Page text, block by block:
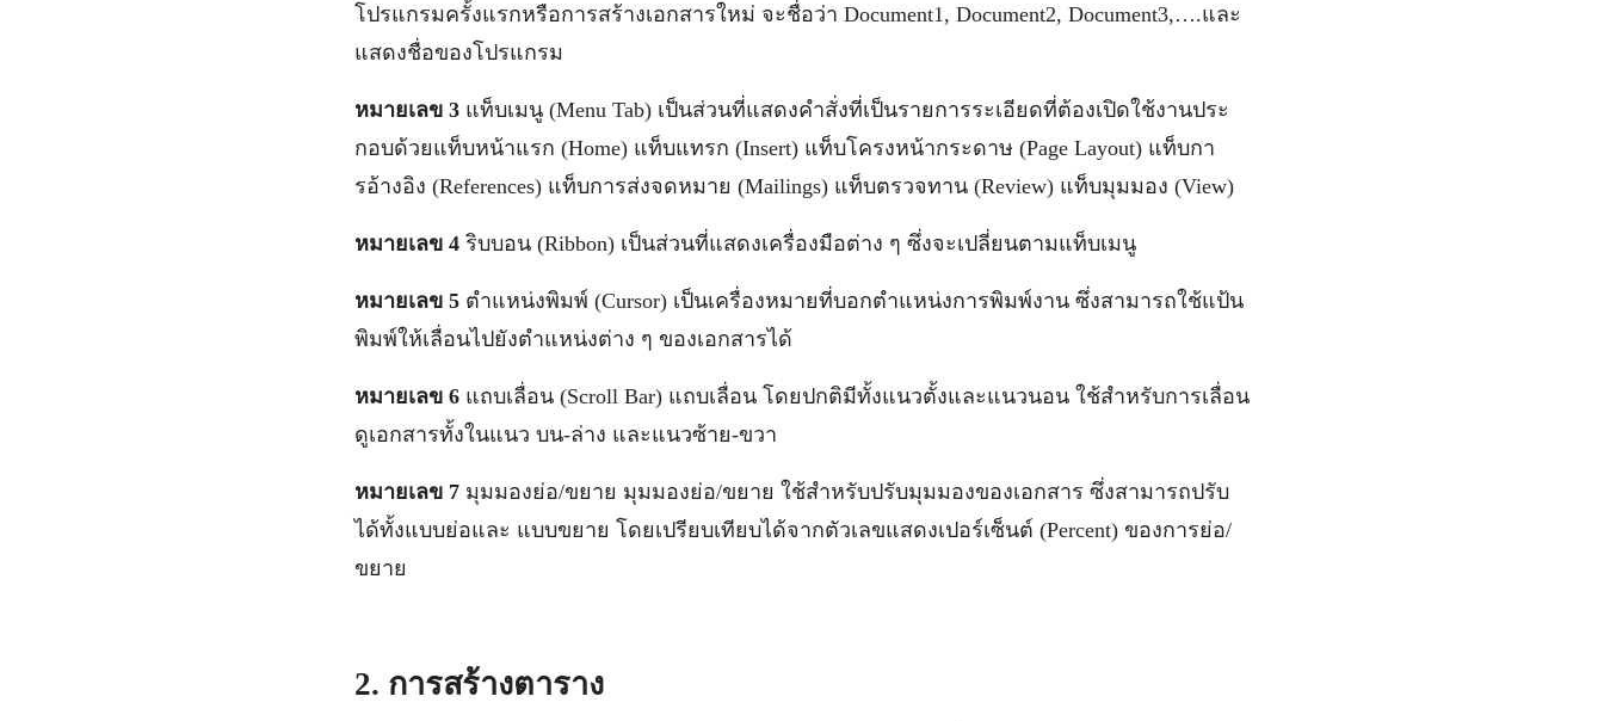
โปรแกรมครั้งแรกหรือการสร้างเอกสารใหม่ จะชื่อว่า Document1, Document2, Document3,….และ
แสดงชื่อของโปรแกรม
หมายเลข 3 แท็บเมนู (Menu Tab) เป็นส่วนที่แสดงคำสั่งที่เป็นรายการระเอียดที่ต้องเปิดใช้งานประ
กอบด้วยแท็บหน้าแรก (Home) แท็บแทรก (Insert) แท็บโครงหน้ากระดาษ (Page Layout) แท็บกา
รอ้างอิง (References) แท็บการส่งจดหมาย (Mailings) แท็บตรวจทาน (Review) แท็บมุมมอง (View)
หมายเลข 4 ริบบอน (Ribbon) เป็นส่วนที่แสดงเครื่องมือต่าง ๆ ซึ่งจะเปลี่ยนตามแท็บเมนู
หมายเลข 5 ตำแหน่งพิมพ์ (Cursor) เป็นเครื่องหมายที่บอกตำแหน่งการพิมพ์งาน ซึ่งสามารถใช้แป้น
พิมพ์ให้เลื่อนไปยังตำแหน่งต่าง ๆ ของเอกสารได้
หมายเลข 6 แถบเลื่อน (Scroll Bar) แถบเลื่อน โดยปกติมีทั้งแนวตั้งและแนวนอน ใช้สำหรับการเลื่อน
ดูเอกสารทั้งในแนว บน-ล่าง และแนวซ้าย-ขวา
หมายเลข 7 มุมมองย่อ/ขยาย มุมมองย่อ/ขยาย ใช้สำหรับปรับมุมมองของเอกสาร ซึ่งสามารถปรับ
ได้ทั้งแบบย่อและ แบบขยาย โดยเปรียบเทียบได้จากตัวเลขแสดงเปอร์เซ็นต์ (Percent) ของการย่อ/
ขยาย
2. การสร้างตาราง